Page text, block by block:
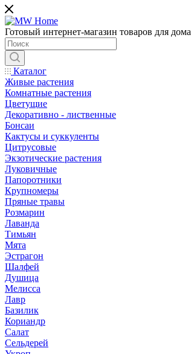
Готовый интернет-магазин товаров для дома
Каталог
Живые растения
Комнатные растения
Цветущие
Декоративно - лиственные
Бонсаи
Кактусы и суккуленты
Цитрусовые
Экзотические растения
Луковичные
Папоротники
Крупномеры
Пряные травы
Розмарин
Лаванда
Тимьян
Мята
Эстрагон
Шалфей
Душица
Мелисса
Лавр
Базилик
Кориандр
Салат
Сельдерей